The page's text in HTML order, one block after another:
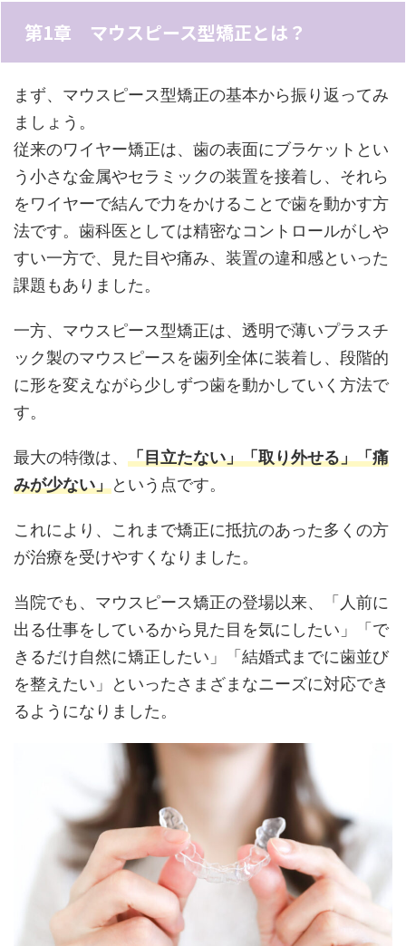
第1章 マウスピース型矯正とは？
まず、マウスピース型矯正の基本から振り返ってみ
ましょう。
従来のワイヤー矯正は、歯の表面にブラケットとい
う小さな金属やセラミックの装置を接着し、それら
をワイヤーで結んで力をかけることで歯を動かす方
法です。歯科医としては精密なコントロールがしや
すい一方で、見た目や痛み、装置の違和感といった
課題もありました。
一方、マウスピース型矯正は、透明で薄いプラスチ
ック製のマウスピースを歯列全体に装着し、段階的
に形を変えながら少しずつ歯を動かしていく方法で
す。
最大の特徴は、 「目立たない」「取り外せる」「痛
みが少ない」という点です。
これにより、これまで矯正に抵抗のあった多くの方
が治療を受けやすくなりました。
当院でも、マウスピース矯正の登場以来、「人前に
出る仕事をしているから見た目を気にしたい」「で
きるだけ自然に矯正したい」「結婚式までに歯並び
を整えたい」といったさまざまなニーズに対応でき
るようになりました。